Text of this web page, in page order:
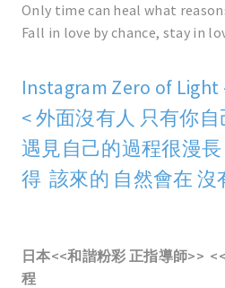
Only time can heal what
Fall in love by chance, stay in
Instagram Zero of Light
< 外面沒有人 只有你自
遇見自己的過程很漫
得 該來的 自然會在 沒
日本<<和諧粉彩 正指導師>>
程